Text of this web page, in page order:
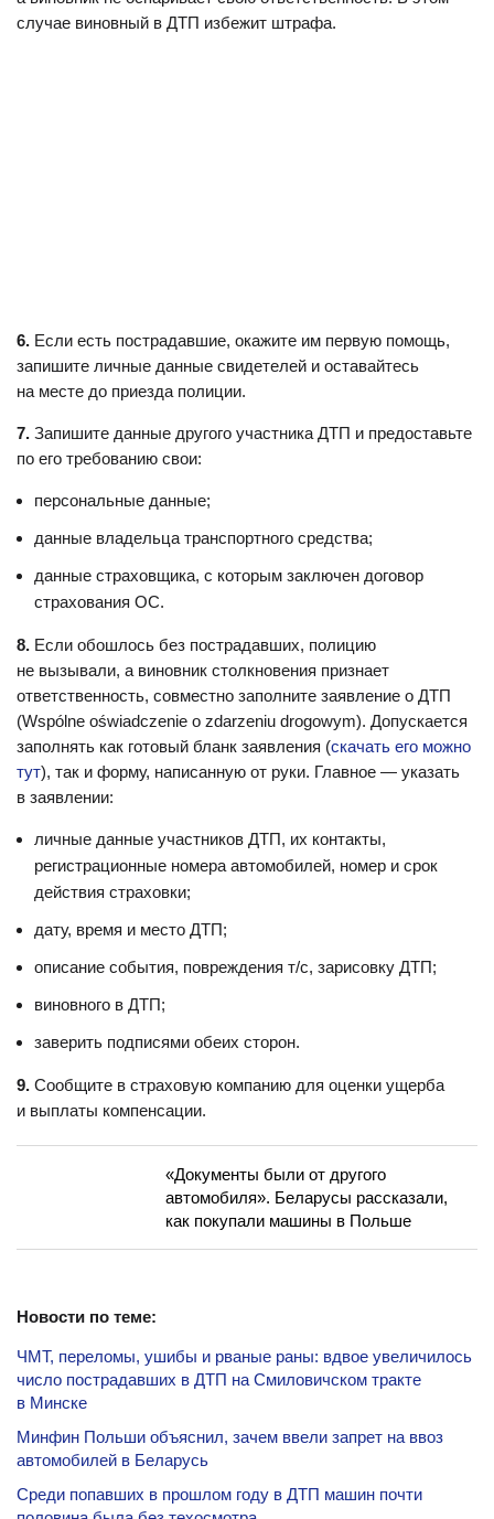
случае виновный в ДТП избежит штрафа.
6. Если есть пострадавшие, окажите им первую помощь,
запишите личные данные свидетелей и оставайтесь
на месте до приезда полиции.
7. Запишите данные другого участника ДТП и предоставьте
по его требованию свои:
персональные данные;
данные владельца транспортного средства;
данные страховщика, с которым заключен договор
страхования ОС.
8. Если обошлось без пострадавших, полицию
не вызывали, а виновник столкновения признает
ответственность, совместно заполните заявление о ДТП
(Wspólne oświadczenie o zdarzeniu drogowym). Допускается
заполнять как готовый бланк заявления (скачать его можно
тут), так и форму, написанную от руки. Главное — указать
в заявлении:
личные данные участников ДТП, их контакты,
регистрационные номера автомобилей, номер и срок
действия страховки;
дату, время и место ДТП;
описание события, повреждения т/с, зарисовку ДТП;
виновного в ДТП;
заверить подписями обеих сторон.
9. Сообщите в страховую компанию для оценки ущерба
и выплаты компенсации.
«Документы были от другого
автомобиля». Беларусы рассказали,
как покупали машины в Польше
Новости по теме:
ЧМТ, переломы, ушибы и рваные раны: вдвое увеличилось
число пострадавших в ДТП на Смиловичском тракте
в Минске
Минфин Польши объяснил, зачем ввели запрет на ввоз
автомобилей в Беларусь
Среди попавших в прошлом году в ДТП машин почти